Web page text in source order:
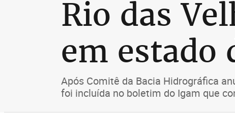
Rio das
em estado
Após Comitê da Bacia Hidrográfica
foi incluída no boletim do Igam que